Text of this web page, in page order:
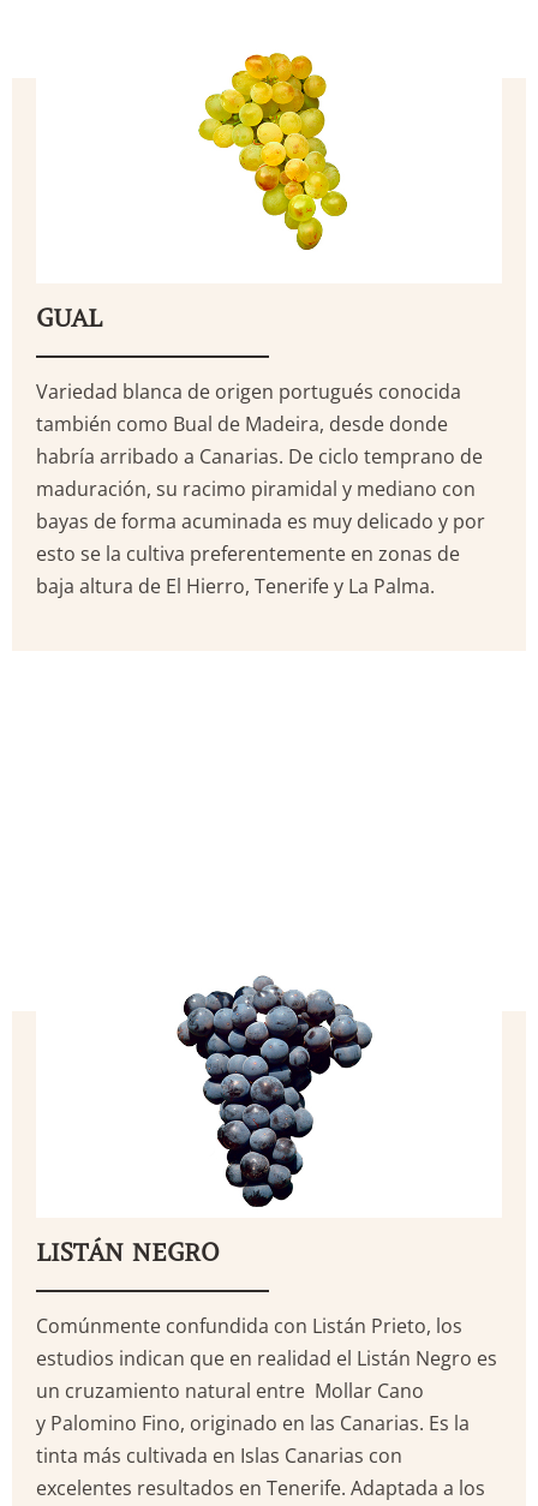
GUAL
Variedad blanca de origen portugués conocida
también como Bual de Madeira, desde donde
habría arribado a Canarias. De ciclo temprano de
maduración, su racimo piramidal y mediano con
bayas de forma acuminada es muy delicado y por
esto se la cultiva preferentemente en zonas de
baja altura de El Hierro, Tenerife y La Palma.
LISTÁN NEGRO
Comúnmente confundida con Listán Prieto, los
estudios indican que en realidad el Listán Negro es
un cruzamiento natural entre Mollar Cano
y Palomino Fino, originado en las Canarias. Es la
tinta más cultivada en Islas Canarias con
excelentes resultados en Tenerife. Adaptada a los